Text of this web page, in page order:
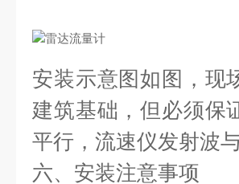
安装示意图如图，现
建筑基础，但必须保
平行，流速仪发射波
六、安装注意事项